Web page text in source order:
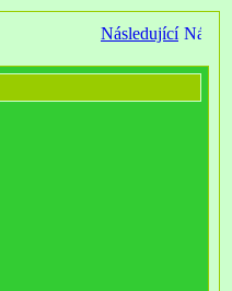
Následující